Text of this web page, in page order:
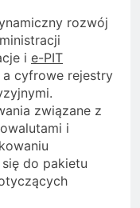
rozwój
i e-PIT
a cyfrowe rejestry
związane z
i
do pakietu